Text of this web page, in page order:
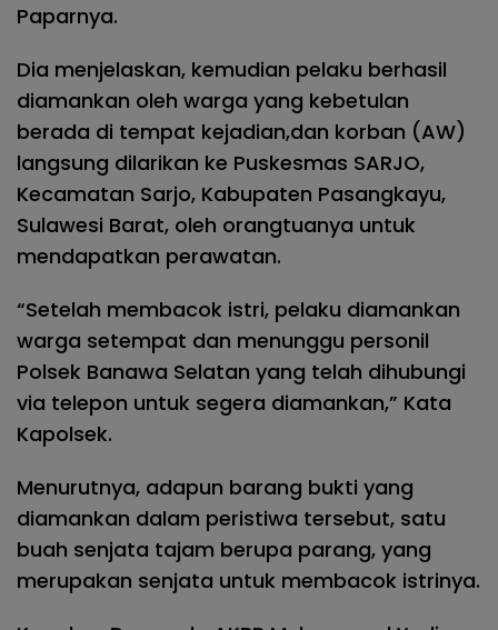
Paparnya.
Dia menjelaskan, kemudian pelaku berhasil
diamankan oleh warga yang kebetulan
berada di tempat kejadian,dan korban (AW)
langsung dilarikan ke Puskesmas SARJO,
Kecamatan Sarjo, Kabupaten Pasangkayu,
Sulawesi Barat, oleh orangtuanya untuk
mendapatkan perawatan.
“Setelah membacok istri, pelaku diamankan
warga setempat dan menunggu personil
Polsek Banawa Selatan yang telah dihubungi
via telepon untuk segera diamankan,” Kata
Kapolsek.
Menurutnya, adapun barang bukti yang
diamankan dalam peristiwa tersebut, satu
buah senjata tajam berupa parang, yang
merupakan senjata untuk membacok istrinya.